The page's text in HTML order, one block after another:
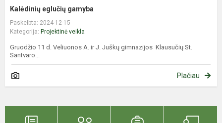
Kalėdinių eglučių gamyba
Paskelbta: 2024-12-15
Kategorija: Projektinė veikla
Gruodžio 11 d. Veliuonos A. ir J. Juškų gimnazijos Klausučių St.
Santvaro...
Plačiau